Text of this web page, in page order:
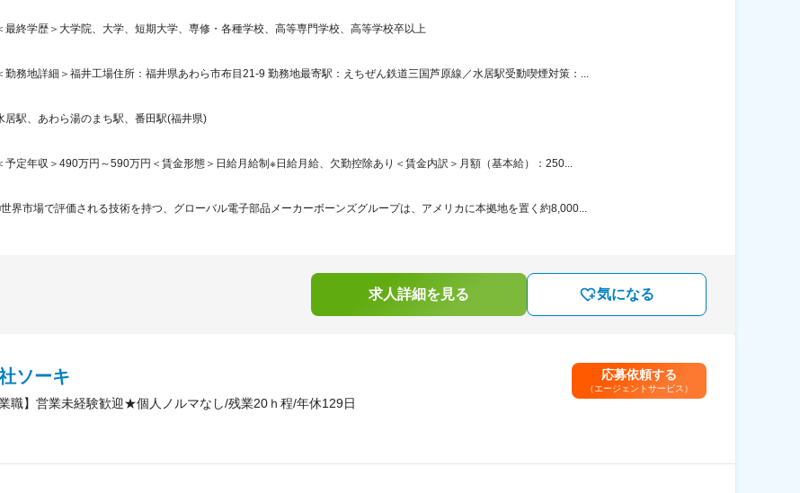
最終学歴＞大学院、大学、短期大学、専修・各種学校、高等専門学校、高等学校卒以上
勤務地詳細＞福井工場住所：福井県あわら市布目21-9 勤務地最寄駅：えちぜん鉄道三国芦原線／水居駅受動喫煙対策：...
居駅、あわら湯のまち駅、番田駅(福井県)
予定年収＞490万円～590万円＜賃金形態＞日給月給制※日給月給、欠勤控除あり＜賃金内訳＞月額（基本給）：250...
界市場で評価される技術を持つ、グローバル電子部品メーカーボーンズグループは、アメリカに本拠地を置く約8,000...
求人詳細を見る 気になる
ソーキ
業職】営業未経験歓迎★個人ノルマなし/残業20ｈ程/年休129日
応募依頼する
（エージェントサービス）